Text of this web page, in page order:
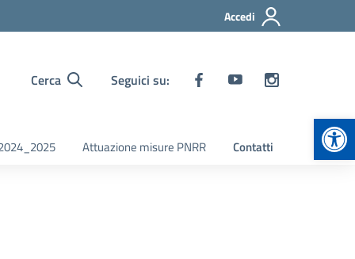
Accedi
Cerca Seguici su:
Attuazione misure PNRR Contatti